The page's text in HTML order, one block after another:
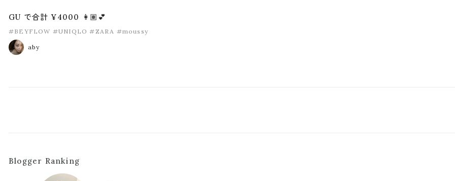
GU で合計 ¥4000 👩🏽💕
#BEYFLOW #UNIQLO #ZARA #moussy
aby
Blogger Ranking